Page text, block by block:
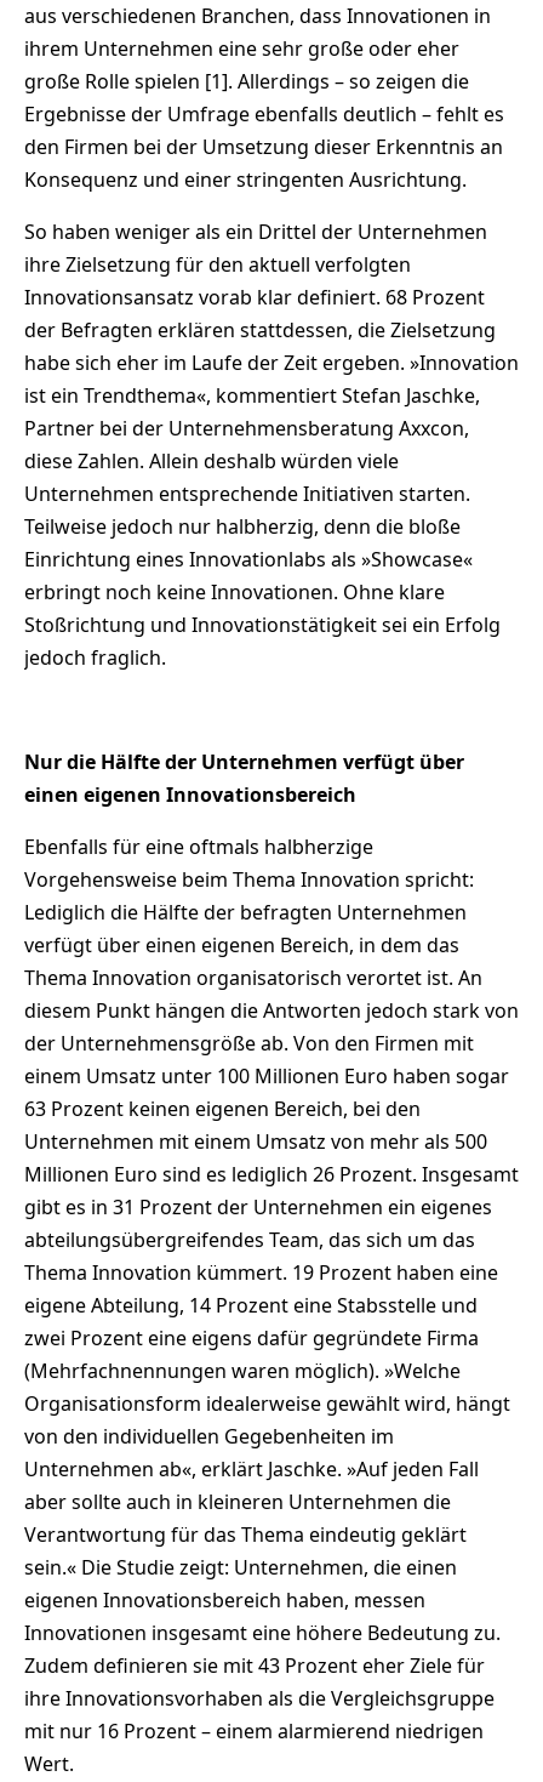
aus verschiedenen Branchen, dass Innovationen in
ihrem Unternehmen eine sehr große oder eher
große Rolle spielen [1]. Allerdings – so zeigen die
Ergebnisse der Umfrage ebenfalls deutlich – fehlt es
den Firmen bei der Umsetzung dieser Erkenntnis an
Konsequenz und einer stringenten Ausrichtung.
So haben weniger als ein Drittel der Unternehmen
ihre Zielsetzung für den aktuell verfolgten
Innovationsansatz vorab klar definiert. 68 Prozent
der Befragten erklären stattdessen, die Zielsetzung
habe sich eher im Laufe der Zeit ergeben. »Innovation
ist ein Trendthema«, kommentiert Stefan Jaschke,
Partner bei der Unternehmensberatung Axxcon,
diese Zahlen. Allein deshalb würden viele
Unternehmen entsprechende Initiativen starten.
Teilweise jedoch nur halbherzig, denn die bloße
Einrichtung eines Innovationlabs als »Showcase«
erbringt noch keine Innovationen. Ohne klare
Stoßrichtung und Innovationstätigkeit sei ein Erfolg
jedoch fraglich.
Nur die Hälfte der Unternehmen verfügt über
einen eigenen Innovationsbereich
Ebenfalls für eine oftmals halbherzige
Vorgehensweise beim Thema Innovation spricht:
Lediglich die Hälfte der befragten Unternehmen
verfügt über einen eigenen Bereich, in dem das
Thema Innovation organisatorisch verortet ist. An
diesem Punkt hängen die Antworten jedoch stark von
der Unternehmensgröße ab. Von den Firmen mit
einem Umsatz unter 100 Millionen Euro haben sogar
63 Prozent keinen eigenen Bereich, bei den
Unternehmen mit einem Umsatz von mehr als 500
Millionen Euro sind es lediglich 26 Prozent. Insgesamt
gibt es in 31 Prozent der Unternehmen ein eigenes
abteilungsübergreifendes Team, das sich um das
Thema Innovation kümmert. 19 Prozent haben eine
eigene Abteilung, 14 Prozent eine Stabsstelle und
zwei Prozent eine eigens dafür gegründete Firma
(Mehrfachnennungen waren möglich). »Welche
Organisationsform idealerweise gewählt wird, hängt
von den individuellen Gegebenheiten im
Unternehmen ab«, erklärt Jaschke. »Auf jeden Fall
aber sollte auch in kleineren Unternehmen die
Verantwortung für das Thema eindeutig geklärt
sein.« Die Studie zeigt: Unternehmen, die einen
eigenen Innovationsbereich haben, messen
Innovationen insgesamt eine höhere Bedeutung zu.
Zudem definieren sie mit 43 Prozent eher Ziele für
ihre Innovationsvorhaben als die Vergleichsgruppe
mit nur 16 Prozent – einem alarmierend niedrigen
Wert.